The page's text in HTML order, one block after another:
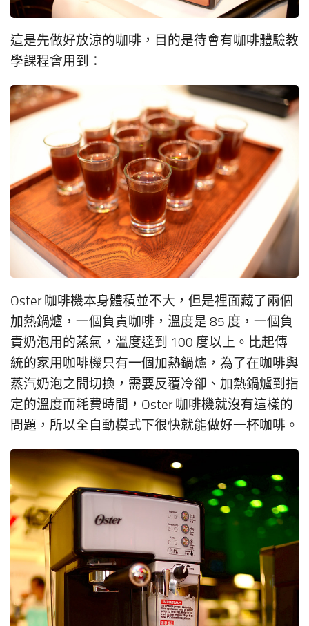
這是先做好放涼的咖啡，目的是待會有咖啡體驗教
學課程會用到：
Oster 咖啡機本身體積並不大，但是裡面藏了兩個
加熱鍋爐，一個負責咖啡，溫度是 85 度，一個負
責奶泡用的蒸氣，溫度達到 100 度以上。比起傳
統的家用咖啡機只有一個加熱鍋爐，為了在咖啡與
蒸汽奶泡之間切換，需要反覆冷卻、加熱鍋爐到指
定的溫度而耗費時間，Oster 咖啡機就沒有這樣的
問題，所以全自動模式下很快就能做好一杯咖啡。